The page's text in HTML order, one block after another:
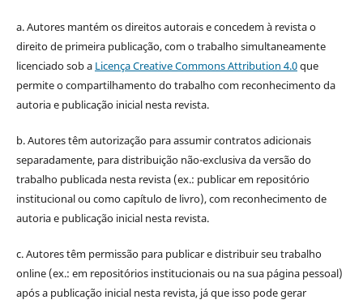
a. Autores mantém os direitos autorais e concedem à revista o
direito de primeira publicação, com o trabalho simultaneamente
licenciado sob a Licença Creative Commons Attribution 4.0que
permite o compartilhamento do trabalho com reconhecimento da
autoria e publicação inicial nesta revista.
b. Autores têm autorização para assumir contratos adicionais
separadamente, para distribuição não-exclusiva da versão do
trabalho publicada nesta revista (ex.: publicar em repositório
institucional ou como capítulo de livro), com reconhecimento de
autoria e publicação inicial nesta revista.
c. Autores têm permissão para publicar e distribuir seu trabalho
online (ex.: em repositórios institucionais ou na sua página pessoal)
após a publicação inicial nesta revista, já que isso pode gerar